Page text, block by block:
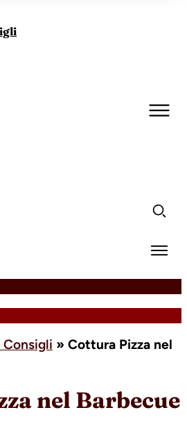
Consigli » Cottura Pizza nel
nel Barbecue